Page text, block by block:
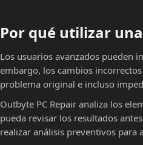
Por qué utilizar
Los usuarios avanzados pueden
embargo, los cambios
problema original e incluso
Outbyte PC Repair analiza los
pueda revisar los resultados
realizar análisis preventivos para